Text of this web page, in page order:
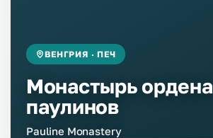
ВЕНГРИЯ · ПЕЧ
Монастырь ордена
паулинов
Pauline Monastery